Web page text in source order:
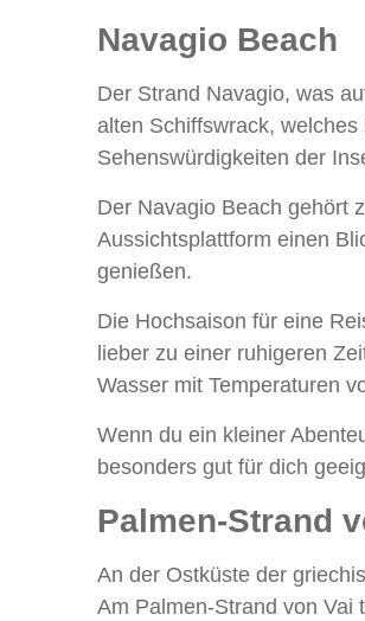
Navagio Beach
Der Strand Navagio, was
alten Schiffswrack,
Sehenswürdigkeiten der
Der Navagio Beach gehört
Aussichtsplattform einen
genießen.
Die Hochsaison für eine
lieber zu einer ruhigeren
Wasser mit Temperaturen
Wenn du ein kleiner
besonders gut für dich
Palmen-Strand
An der Ostküste der
Am Palmen-Strand von Vai